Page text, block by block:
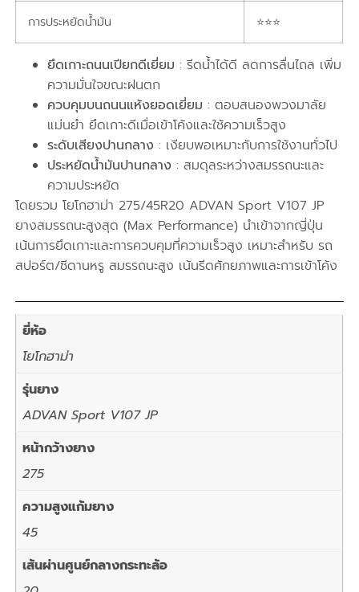
การประหยัดน้ำมัน ⭐⭐⭐
ยึดเกาะถนนเปียกดีเยี่ยม : รีดน้ำได้ดี ลดการลื่นไถล เพิ่ม
ความมั่นใจขณะฝนตก
ควบคุมบนถนนแห้งยอดเยี่ยม : ตอบสนองพวงมาลัย
แม่นยำ ยึดเกาะดีเมื่อเข้าโค้งและใช้ความเร็วสูง
ระดับเสียงปานกลาง : เงียบพอเหมาะกับการใช้งานทั่วไป
ประหยัดน้ำมันปานกลาง : สมดุลระหว่างสมรรถนะและ
ความประหยัด
โดยรวม โยโกฮาม่า 275/45R20 ADVAN Sport V107 JP
ยางสมรรถนะสูงสุด (Max Performance) นำเข้าจากญี่ปุ่น
เน้นการยึดเกาะและการควบคุมที่ความเร็วสูง เหมาะสำหรับ รถ
สปอร์ต/ซีดานหรู สมรรถนะสูง เน้นรีดศักยภาพและการเข้าโค้ง
ยี่ห้อ
โยโกฮาม่า
รุ่นยาง
ADVAN Sport V107 JP
หน้ากว้างยาง
275
ความสูงแก้มยาง
45
เส้นผ่านศูนย์กลางกระทะล้อ